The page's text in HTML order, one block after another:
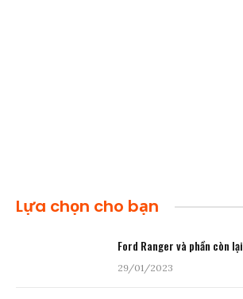
Lựa chọn cho bạn
Ford Ranger và phần còn lại
29/01/2023